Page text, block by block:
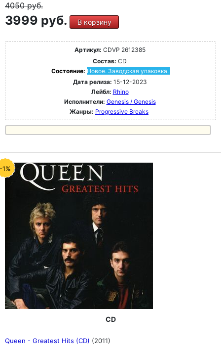
4050руб.
3999 руб. В корзину
Артикул: CDVP 2612385
Состав: CD
Состояние: Новое. Заводская упаковка.
Дата релиза: 15-12-2023
Лейбл: Rhino
Исполнители: Genesis / Genesis
Жанры: Progressive Breaks
-1%
CD
Queen - Greatest Hits (CD) (2011)